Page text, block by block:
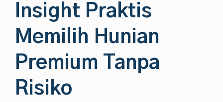
Insight Praktis
Memilih Hunian
Premium Tanpa
Risiko